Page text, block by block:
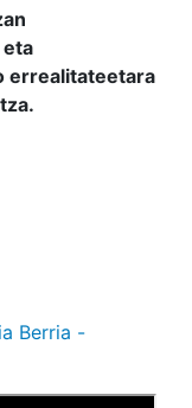
errealitateetara
Berria -